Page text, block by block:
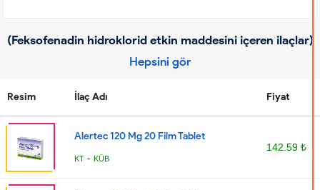
(Feksofenadin hidroklorid etkin maddesini içeren ilaçlar)
Hepsini gör
Resim İlaç Adı Fiyat
Alertec 120 Mg 20 Film Tablet
KT - KÜB
142.59 ₺